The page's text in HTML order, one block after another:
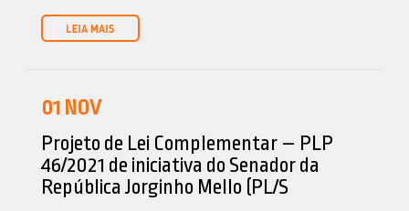
01 NOV
Projeto de Lei Complementar – PLP
46/2021 de iniciativa do Senador da
República Jorginho Mello (PL/S